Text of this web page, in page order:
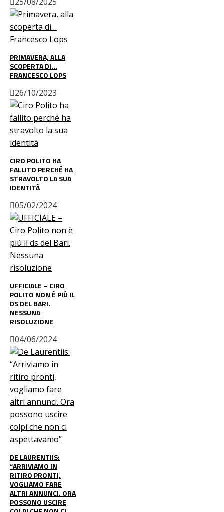
PRIMAVERA, ALLA
SCOPERTA DI…
FRANCESCO LOPS
26/10/2023
CIRO POLITO HA
FALLITO PERCHÉ HA
STRAVOLTO LA SUA
IDENTITÀ
05/02/2024
UFFICIALE – CIRO
POLITO NON È PIÙ IL
DS DEL BARI.
NESSUNA
RISOLUZIONE
04/06/2024
DE LAURENTIIS:
“ARRIVIAMO IN
RITIRO PRONTI,
VOGLIAMO FARE
ALTRI ANNUNCI. ORA
POSSONO USCIRE